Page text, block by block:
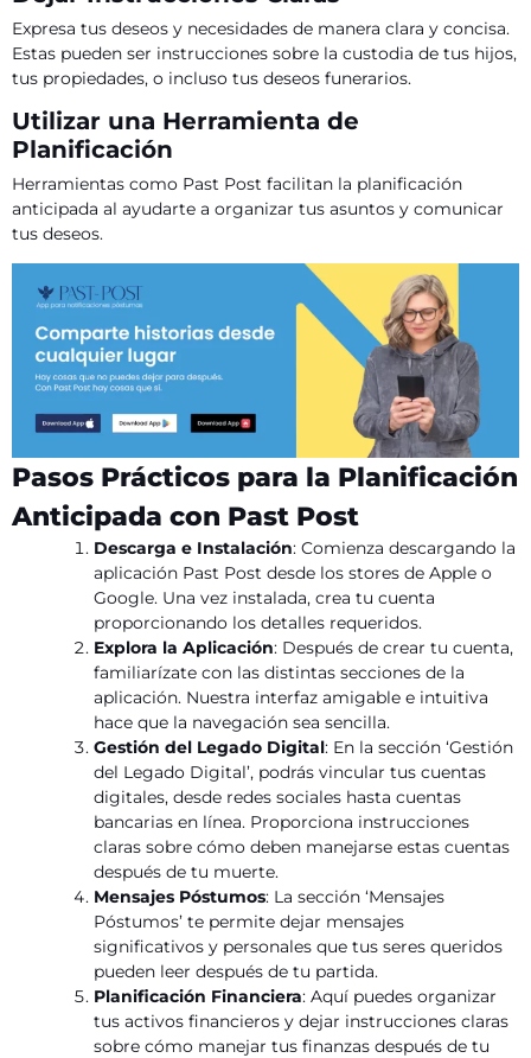
Expresa tus deseos y necesidades de manera clara y concisa.
Estas pueden ser instrucciones sobre la custodia de tus hijos,
tus propiedades, o incluso tus deseos funerarios.
Utilizar una Herramienta de
Planificación
Herramientas como Past Post facilitan la planificación
anticipada al ayudarte a organizar tus asuntos y comunicar
tus deseos.
Pasos Prácticos para la Planificación
Anticipada con Past Post
Descarga e Instalación: Comienza descargando la
aplicación Past Post desde los stores de Apple o
Google. Una vez instalada, crea tu cuenta
proporcionando los detalles requeridos.
Explora la Aplicación: Después de crear tu cuenta,
familiarízate con las distintas secciones de la
aplicación. Nuestra interfaz amigable e intuitiva
hace que la navegación sea sencilla.
Gestión del Legado Digital: En la sección ‘Gestión
del Legado Digital’, podrás vincular tus cuentas
digitales, desde redes sociales hasta cuentas
bancarias en línea. Proporciona instrucciones
claras sobre cómo deben manejarse estas cuentas
después de tu muerte.
Mensajes Póstumos: La sección ‘Mensajes
Póstumos’ te permite dejar mensajes
significativos y personales que tus seres queridos
pueden leer después de tu partida.
Planificación Financiera: Aquí puedes organizar
tus activos financieros y dejar instrucciones claras
sobre cómo manejar tus finanzas después de tu